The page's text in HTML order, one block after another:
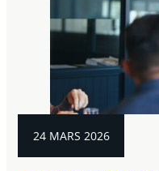
24 MARS 2026